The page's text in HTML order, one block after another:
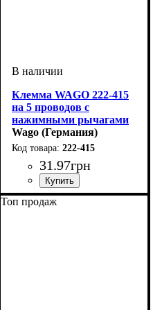
Клемма WAGO 222-415
на 5 проводов с
нажимными рычагами
Wago (Германия)
222-415
31.97грн
Устройство: клемма
Количество полюсов: 5
Сечение провода: 0,08-4
Наличие пасты: Нет
Тип: рычажный
Серия: 222
Топ продаж